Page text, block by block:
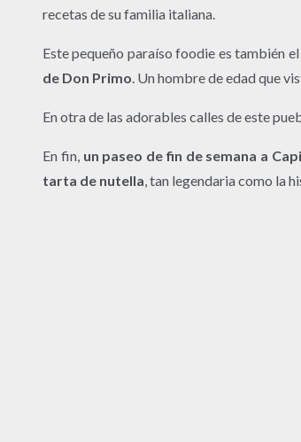
recetas de su familia italiana.
Este pequeño paraíso foodie es también
de Don Primo . Un hombre de edad que
En otra de las adorables calles de este
En fin, un paseo de fin de semana a
tarta de nutella , tan legendaria como la